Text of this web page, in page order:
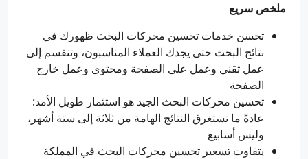
ملخص سريع
تحسن خدمات تحسين محركات البحث ظهورك في
نتائج البحث حتى يجدك العملاء المناسبون، وتنقسم إلى
عمل تقني وعمل على الصفحة ومحتوى وعمل خارج
الصفحة
تحسين محركات البحث الجيد هو استثمار طويل الأمد:
عادةً ما تستغرق النتائج الهامة من ثلاثة إلى ستة أشهر،
وليس أسابيع
يتفاوت تسعير تحسين محركات البحث في المملكة